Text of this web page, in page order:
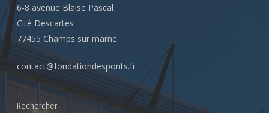
6-8 avenue Blaise Pascal
Cité Descartes
77455 Champs sur marne
contact@fondationdesponts.fr
Rechercher